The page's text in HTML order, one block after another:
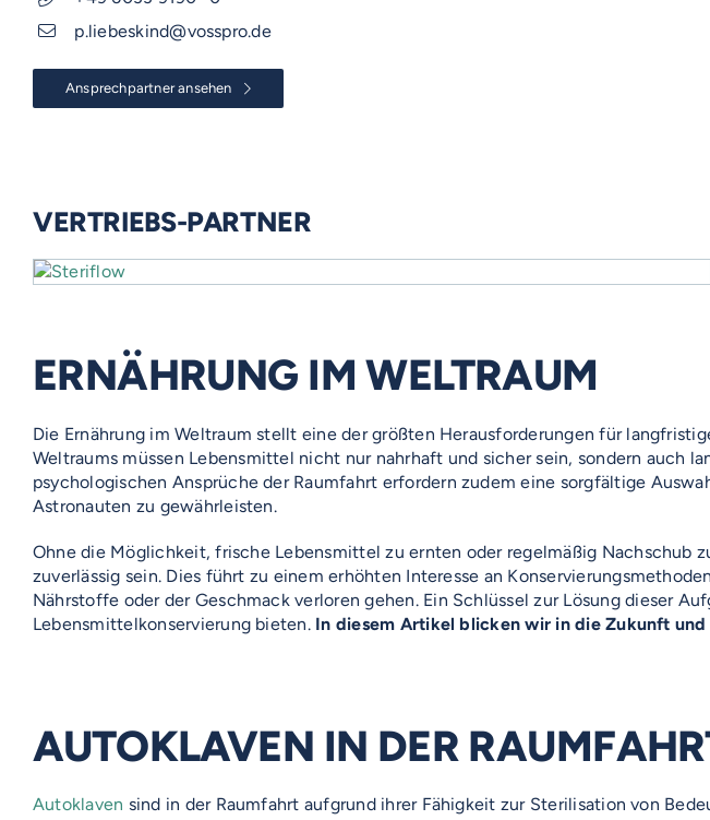
ERNÄHRUNG IM WELTRAUM
Die Ernährung im Weltraum stellt eine der größten Herausforderungen für
Weltraums müssen Lebensmittel nicht nur nahrhaft und sicher sein, sondern auch
psychologischen Ansprüche der Raumfahrt erfordern zudem eine sorgfältige
Astronauten zu gewährleisten.
Ohne die Möglichkeit, frische Lebensmittel zu ernten oder regelmäßig Nachschub
zuverlässig sein. Dies führt zu einem erhöhten Interesse an
Nährstoffe oder der Geschmack verloren gehen. Ein Schlüssel zur Lösung dieser
Lebensmittelkonservierung bieten. In diesem Artikel blicken wir in die Zukunft
AUTOKLAVEN IN DER
Autoklaven sind in der Raumfahrt aufgrund ihrer Fähigkeit zur Sterilisation von
p.liebeskind@vosspro.de
Ansprechpartner ansehen
VERTRIEBS-PARTNER